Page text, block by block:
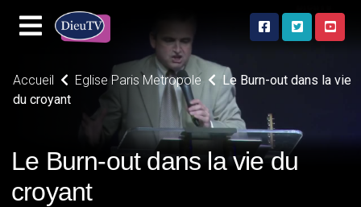
Accueil Eglise Paris Metropole
Le Burn-out dans la vie
du croyant
Le Burn-out dans la vie du
croyant